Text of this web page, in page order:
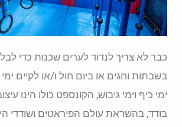
כבר לא צריך לנדוד לערים שכנות כדי
בשבתות וחגים או ביום חול ו/או לקיים
ימי כיף וימי גיבוש, הקונספט כולו הינו
בודד, בהשראת עולם הפיראטים ושודדי